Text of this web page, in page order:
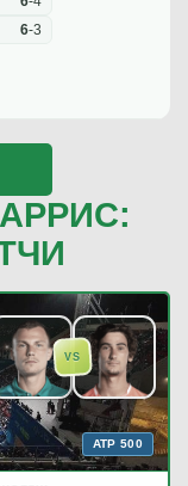
6-3
VS
ATP 500